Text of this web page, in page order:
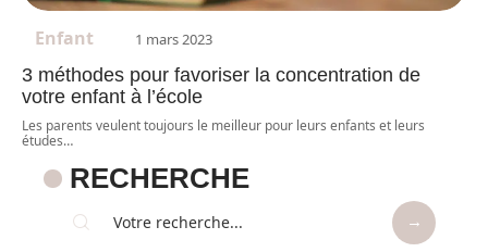
Enfant 1 mars 2023
3 méthodes pour favoriser la concentration de
votre enfant à l’école
Les parents veulent toujours le meilleur pour leurs enfants et leurs
études…
RECHERCHE